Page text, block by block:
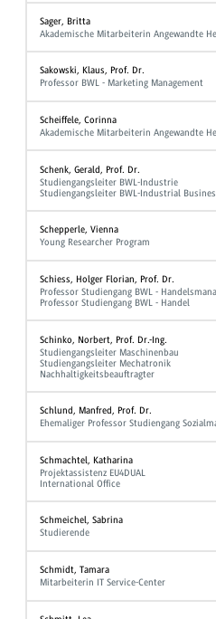
Sager, Britta
Akademische Mitarbeiterin Angewandte
Sakowski, Klaus, Prof. Dr.
Professor BWL - Marketing Management
Scheiffele, Corinna
Akademische Mitarbeiterin Angewandte
Schenk, Gerald, Prof. Dr.
Studiengangsleiter BWL-Industrie
Studiengangsleiter BWL-Industrial
Schepperle, Vienna
Young Researcher Program
Schiess, Holger Florian, Prof. Dr.
Professor Studiengang BWL -
Professor Studiengang BWL - Handel
Schinko, Norbert, Prof. Dr.-Ing.
Studiengangsleiter Maschinenbau
Studiengangsleiter Mechatronik
Nachhaltigkeitsbeauftragter
Schlund, Manfred, Prof. Dr.
Ehemaliger Professor Studiengang
Schmachtel, Katharina
Projektassistenz EU4DUAL
International Office
Schmeichel, Sabrina
Studierende
Schmidt, Tamara
Mitarbeiterin IT Service-Center